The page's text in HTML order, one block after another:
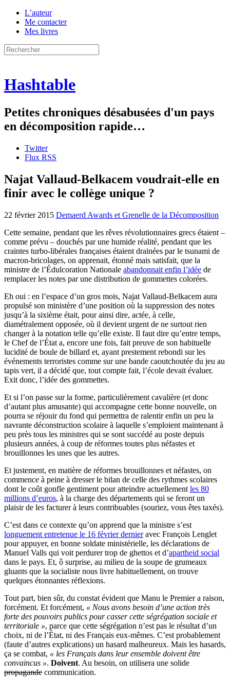
L’auteur
Me contacter
Mes livres
Hashtable
Petites chroniques désabusées d'un pays
en décomposition rapide…
Twitter
Flux RSS
Najat Vallaud-Belkacem voudrait-elle en
finir avec le collège unique ?
22 février 2015 Demaerd Awards et Grenelle de la Décomposition
Cette semaine, pendant que les rêves révolutionnaires grecs étaient –
comme prévu – douchés par une humide réalité, pendant que les
craintes turbo-libérales françaises étaient drainées par le tsunami de
macron-bricolages, on apprenait, étonné mais satisfait, que la
ministre de l’Édulcoration Nationale abandonnait enfin l’idée de
remplacer les notes par une distribution de gommettes colorées.
Eh oui : en l’espace d’un gros mois, Najat Vallaud-Belkacem aura
propulsé son ministère d’une position où la suppression des notes
jusqu’à la sixième était, pour ainsi dire, actée, à celle,
diamétralement opposée, où il devient urgent de ne surtout rien
changer à la notation telle qu’elle existe. Il faut dire qu’entre temps,
le Chef de l’État a, encore une fois, fait preuve de son habituelle
lucidité de boule de billard et, ayant prestement rebondi sur les
événements terroristes comme sur une bande caoutchoutée du jeu au
tapis vert, il a décidé que, tout compte fait, l’école devait évaluer.
Exit donc, l’idée des gommettes.
Et si l’on passe sur la forme, particulièrement cavalière (et donc
d’autant plus amusante) qui accompagne cette bonne nouvelle, on
pourra se réjouir du fond qui permettra de ralentir enfin un peu la
navrante déconstruction scolaire à laquelle s’emploient maintenant à
peu près tous les ministres qui se sont succédé au poste depuis
plusieurs années, à coup de réformes toutes plus néfastes et
brouillonnes les unes que les autres.
Et justement, en matière de réformes brouillonnes et néfastes, on
commence à peine à dresser le bilan de celle des rythmes scolaires
dont le coût gonfle gentiment pour atteindre actuellement les 80
millions d’euros, à la charge des départements qui se feront un
plaisir de les facturer à leurs contribuables (souriez, vous êtes taxés).
C’est dans ce contexte qu’on apprend que la ministre s’est
longuement entretenue le 16 février dernieravec François Lenglet
pour appuyer, en bonne soldate ministérielle, les déclarations de
Manuel Valls qui voit perdurer trop de ghettos et d’apartheid social
dans le pays. Et, ô surprise, au milieu de la soupe de grumeaux
gluants que la socialiste nous livre habituellement, on trouve
quelques étonnantes réflexions.
Tout part, bien sûr, du constat évident que Manu le Premier a raison,
forcément. Et forcément, « Nous avons besoin d’une action très
forte des pouvoirs publics pour casser cette ségrégation sociale et
territoriale », parce que cette ségrégation n’est pas le résultat d’un
choix, ni de l’État, ni des Français eux-mêmes. C’est probablement
(faute d’autres explications) un hasard malheureux. Mais les hasards,
ça se combat, « les Français dans leur ensemble doivent être
convaincus ». Doivent. Au besoin, on utilisera une solide
propagande communication.